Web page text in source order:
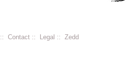
::Contact :: Legal ::Zedd